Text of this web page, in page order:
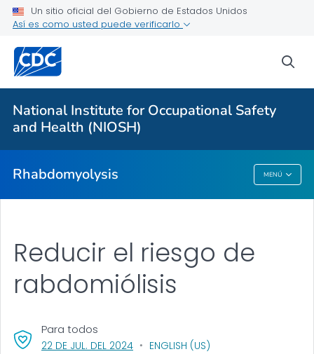
Un sitio oficial del Gobierno de Estados Unidos
Así es como usted puede verificarlo
National Institute for Occupational Safety
and Health (NIOSH)
Rhabdomyolysis MENÚ
Acerca de la rabdomiólisis (rabdo)
Factores de riesgo de la rabdomiólisis (rabdo)
Reducir el riesgo de rabdomiólisis (rabdo)
Tratamiento de la rabdomiólisis (rabdo)
Rhabdomyolysis
Reducir el riesgo de
rabdomiólisis
22 DE JUL. DEL 2024, VISIT LINK FOR DETAILS.
ENGLISH (US)
Para todos